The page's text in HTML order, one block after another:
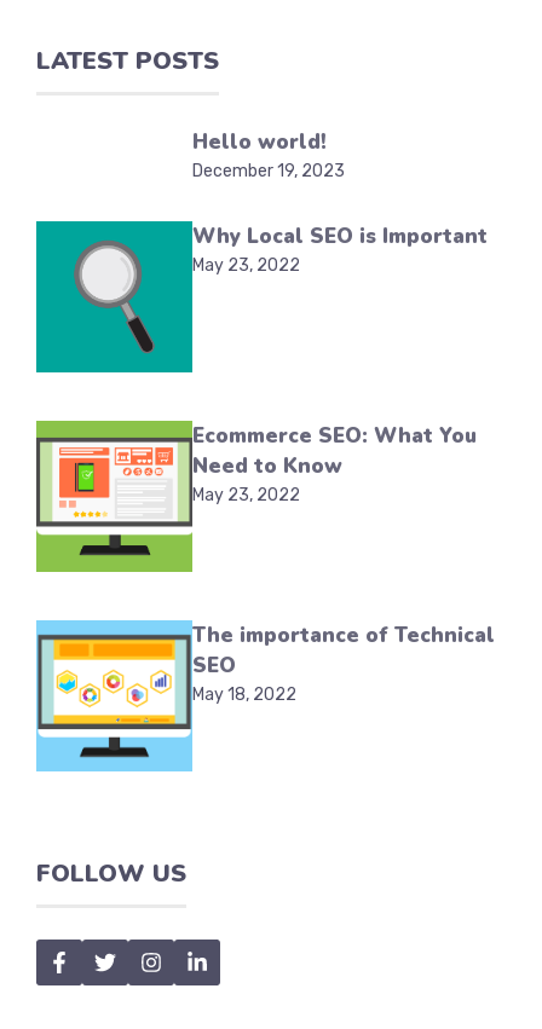
LATEST POSTS
Hello world!
December 19, 2023
Why Local SEO is Important
May 23, 2022
Ecommerce SEO: What You
Need to Know
May 23, 2022
The importance of Technical
SEO
May 18, 2022
FOLLOW US